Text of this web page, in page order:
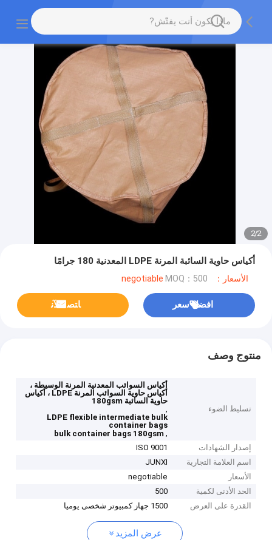
2
/
2
أكياس حاوية السائبة المرنة LDPE المعدنية 180 جرامًا
الأسعار：negotiable MOQ：500
افضل سعر ﺎﺘﺼﻟ ﺍﻶﻧ
منتوج وصف
تسليط الضوء
أكياس السوائب المعدنية المرنة الوسيطة ،
أكياس حاوية السوائب المرنة LDPE ، أكياس
حاوية السائبة 180gsm
,
LDPE flexible intermediate bulk
container bags
,
bulk container bags 180gsm
إصدار الشهادات
ISO 9001
اسم العلامة التجارية
JUNXI
الأسعار
negotiable
الحد الأدنى لكمية
500
القدرة على العرض
1500 جهاز كمبيوتر شخصى يوميا
عرض المزيد